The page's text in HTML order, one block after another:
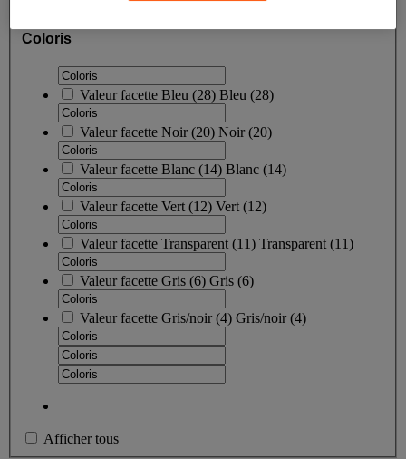
Coloris
Valeur facette Bleu (28) Bleu (28)
Valeur facette Noir(20) Noir(20)
Valeur facette Blanc (14) Blanc (14)
Valeur facette Vert (12) Vert (12)
Valeur facette Transparent (11) Transparent (11)
Valeur facette Gris (6) Gris (6)
Valeur facette Gris/noir(4) Gris/noir(4)
Afficher tous